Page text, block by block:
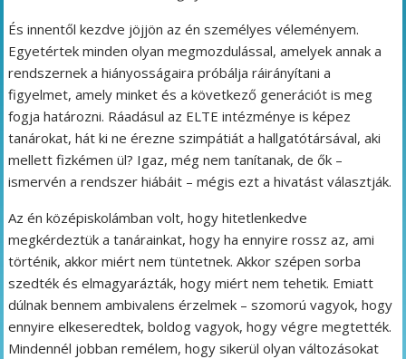
És innentől kezdve jöjjön az én személyes véleményem.
Egyetértek minden olyan megmozdulással, amelyek annak a
rendszernek a hiányosságaira próbálja ráirányítani a
figyelmet, amely minket és a következő generációt is meg
fogja határozni. Ráadásul az ELTE intézménye is képez
tanárokat, hát ki ne érezne szimpátiát a hallgatótársával, aki
mellett fizkémen ül? Igaz, még nem tanítanak, de ők –
ismervén a rendszer hiábáit – mégis ezt a hivatást választják.
Az én középiskolámban volt, hogy hitetlenkedve
megkérdeztük a tanárainkat, hogy ha ennyire rossz az, ami
történik, akkor miért nem tüntetnek. Akkor szépen sorba
szedték és elmagyarázták, hogy miért nem tehetik. Emiatt
dúlnak bennem ambivalens érzelmek – szomorú vagyok, hogy
ennyire elkeseredtek, boldog vagyok, hogy végre megtették.
Mindennél jobban remélem, hogy sikerül olyan változásokat